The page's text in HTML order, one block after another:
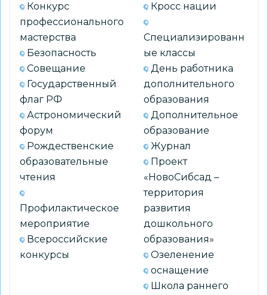
Конкурс
профессионального
мастерства
Безопасность
Совещание
Государственный
флаг РФ
Астрономический
форум
Рождественские
образовательные
чтения
Профилактическое
мероприятие
Всероссийские
конкурсы
Кросс нации
Специализированн
ые классы
День работника
дополнительного
образования
Дополнительное
образование
Журнал
Проект
«НовоСибсад –
территория
развития
дошкольного
образования»
Озеленение
оснащение
Школа раннего